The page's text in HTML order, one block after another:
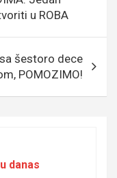
p
p
u ROBA
sa šestoro dece
POMOZIMO!
danas